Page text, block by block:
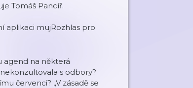
Tomáš Pancíř.
aplikaci mujRozhlas pro
agend na některá
s odbory?
červenci? „V zásadě se